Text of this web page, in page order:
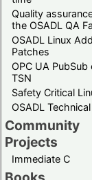
Quality
the OSADL QA
OSADL Linux
Patches
OPC UA PubSub
TSN
Safety Critical
OSADL
Community
Projects
Immediate C